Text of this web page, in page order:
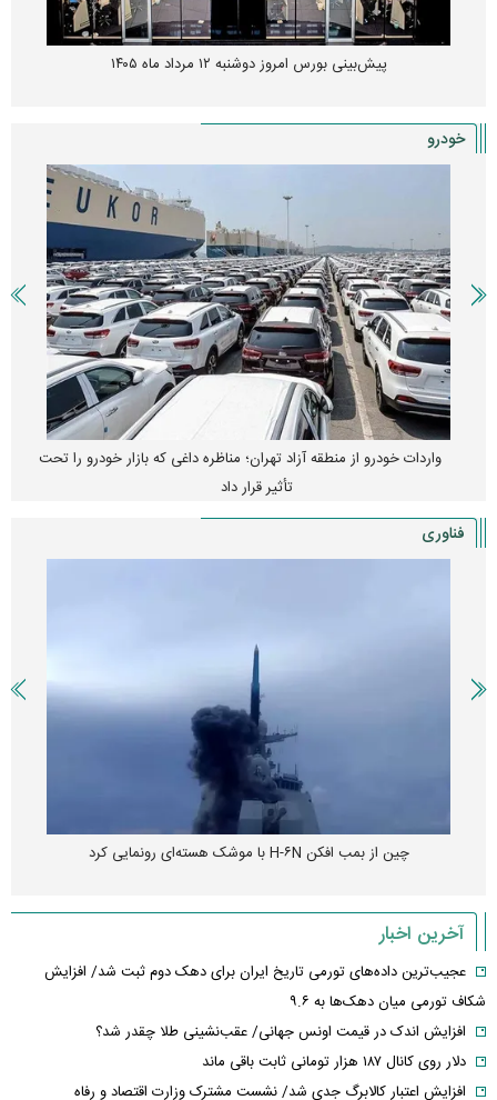
پیش‌بینی بورس امروز دوشنبه ۱۲ مرداد ماه ۱۴۰۵
خودرو
واردات خودرو از منطقه آزاد تهران؛ مناظره داغی که بازار خودرو را تحت
تأثیر قرار داد
فناوری
چین از بمب افکن H-۶N با موشک هسته‌ای رونمایی کرد
آخرین اخبار
عجیب‌ترین داده‌های تورمی تاریخ ایران برای دهک دوم ثبت شد/ افزایش
شکاف تورمی میان دهک‌ها به ۹.۶
افزایش اندک در قیمت اونس جهانی/ عقب‌نشینی طلا چقدر شد؟
دلار روی کانال ۱۸۷ هزار تومانی ثابت باقی ماند
افزایش اعتبار کالابرگ جدی شد/ نشست مشترک وزارت اقتصاد و رفاه